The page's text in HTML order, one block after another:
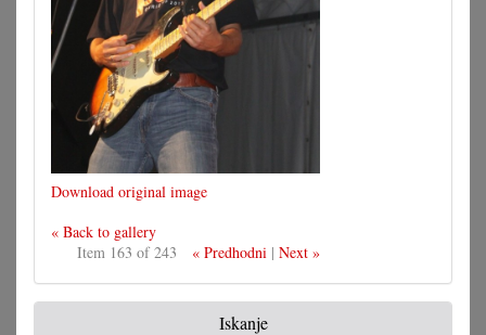
Download original image
« Back to gallery
Item 163 of 243
« Predhodni | Next »
Iskanje